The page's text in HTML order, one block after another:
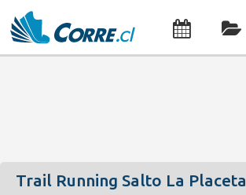
Trail Running Salto La Placeta